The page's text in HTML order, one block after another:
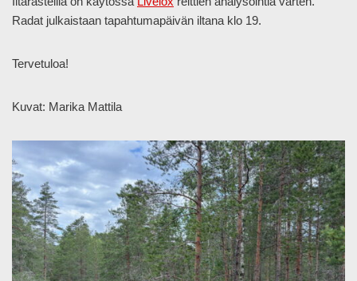
Radat julkaistaan tapahtumapäivän iltana klo 19.
Tervetuloa!
Kuvat: Marika Mattila